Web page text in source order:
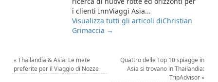
i clienti InnViaggi Asia...
Visualizza tutti gli articoli diChristian
Grimaccia →
«Thailandia & Asia: Le mete
preferite per il Viaggio di Nozze
Quattro delle Top 10 spiagge in
Asia si trovano in Thailandia:
TripAdvisor»